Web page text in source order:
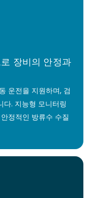
장비의 안정과
운전을 지원하며, 검
다. 지능형 모니터링
정적인 방류수 수질